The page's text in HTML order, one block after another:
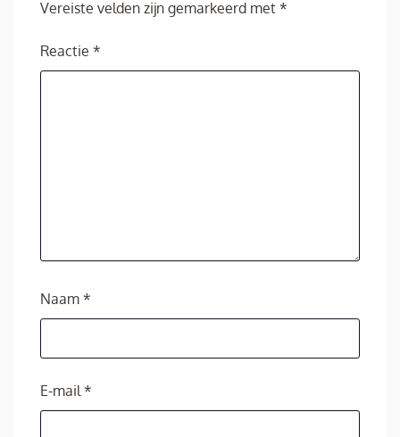
Vereiste velden zijn gemarkeerd met *
Reactie *
Naam *
E-mail*